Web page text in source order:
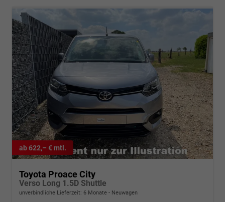
ab 622,– € mtl.
Toyota Proace City
Verso Long 1.5D Shuttle
unverbindliche Lieferzeit: 6 Monate Neuwagen